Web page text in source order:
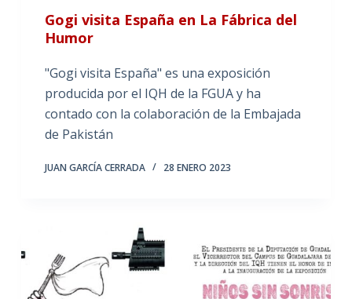
Gogi visita España en La Fábrica del
Humor
"Gogi visita España" es una exposición
producida por el IQH de la FGUA y ha
contado con la colaboración de la Embajada
de Pakistán
JUAN GARCÍA CERRADA 28 ENERO 2023